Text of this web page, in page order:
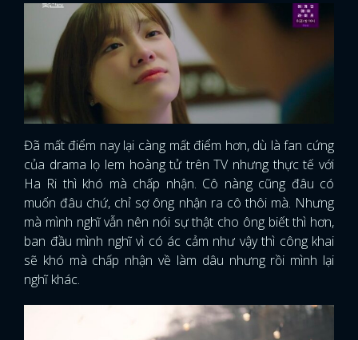
Đã mất điểm nay lại càng mất điểm hơn, dù là fan cứng
của drama lọ lem hoàng tử trên TV nhưng thực tế với
Ha Ri thì khó mà chấp nhận. Cô nàng cũng đâu có
muốn đâu chứ, chỉ sợ ông nhận ra cô thôi mà. Nhưng
mà mình nghĩ vẫn nên nói sự thật cho ông biết thì hơn,
ban đầu mình nghĩ vì có ác cảm như vậy thì công khai
sẽ khó mà chấp nhận về làm dâu nhưng rồi mình lại
nghĩ khác.